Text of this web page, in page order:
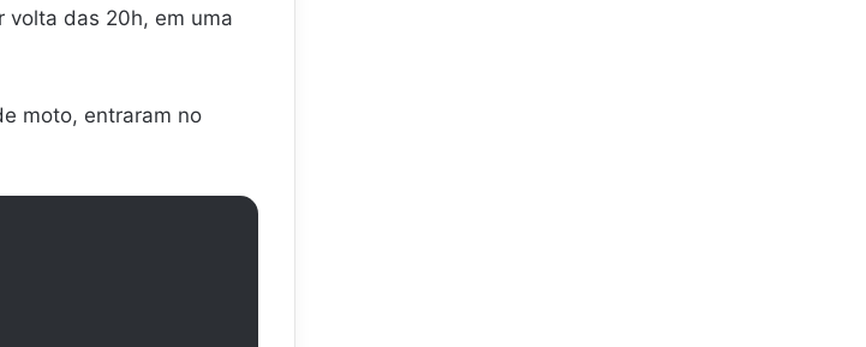
volta das 20h, em uma
moto, entraram no